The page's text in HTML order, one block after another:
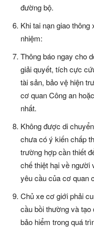
đường bộ.
Khi tai nạn giao
nhiệm:
Thông báo ngay cho
giải quyết, tích cực
tài sản, bảo vệ hiện
cơ quan Công an
nhất.
Không được di
chưa có ý kiến chấp
trường hợp cần thiết
chế thiệt hại về người
yêu cầu của cơ quan
Chủ xe cơ giới phải
cầu bồi thường và tạo
bảo hiểm trong quá